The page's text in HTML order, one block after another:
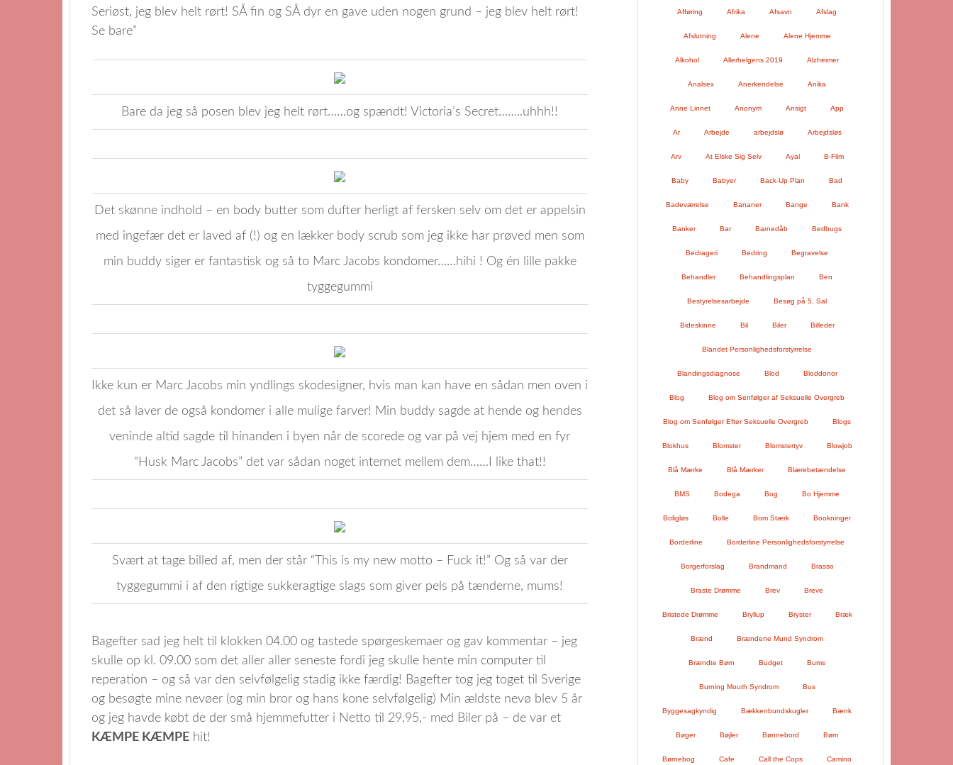
Seriøst, jeg blev helt rørt! SÅ fin og SÅ dyr en gave uden nogen grund – jeg blev helt rørt!
Se bare”
Bare da jeg så posen blev jeg helt rørt……og spændt! Victoria’s Secret……..uhhh!!
Det skønne indhold – en body butter som dufter herligt af fersken selv om det er appelsin
med ingefær det er laved af (!) og en lækker body scrub som jeg ikke har prøved men som
min buddy siger er fantastisk og så to Marc Jacobs kondomer……hihi ! Og én lille pakke
tyggegummi
Ikke kun er Marc Jacobs min yndlings skodesigner, hvis man kan have en sådan men oven i
det så laver de også kondomer i alle mulige farver! Min buddy sagde at hende og hendes
veninde altid sagde til hinanden i byen når de scorede og var på vej hjem med en fyr
“Husk Marc Jacobs” det var sådan noget internet mellem dem……I like that!!
Svært at tage billed af, men der står “This is my new motto – Fuck it!” Og så var der
tyggegummi i af den rigtige sukkeragtige slags som giver pels på tænderne, mums!
Bagefter sad jeg helt til klokken 04.00 og tastede spørgeskemaer og gav kommentar – jeg
skulle op kl. 09.00 som det aller aller seneste fordi jeg skulle hente min computer til
reperation – og så var den selvfølgelig stadig ikke færdig! Bagefter tog jeg toget til Sverige
og besøgte mine nevøer (og min bror og hans kone selvfølgelig) Min ældste nevø blev 5 år
og jeg havde købt de der små hjemmefutter i Netto til 29,95,- med Biler på – de var et
KÆMPE KÆMPE hit!
Afføring Afrika Afsavn Afslag
Afslutning Alene Alene Hjemme
Alkohol Allerhelgens 2019 Alzheimer
Analsex Anerkendelse Anika
Anne Linnet Anonym Ansigt App
Ar Arbejde arbejdslø Arbejdsløs
Arv At Elske Sig Selv Ayal B-Film
Baby Babyer Back-Up Plan Bad
Badeværelse Bananer Bange Bank
Banker Bar Barnedåb Bedbugs
Bedrageri Bedring Begravelse
Behandler Behandlingsplan Ben
Bestyrelsesarbejde Besøg på 5. Sal
Bideskinne Bil Biler Billeder
Blandet Personlighedsforstyrrelse
Blandingsdiagnose Blod Bloddonor
Blog Blog om Senfølger af Seksuelle Overgreb
Blog om Senfølger Efter Seksuelle Overgreb Blogs
Blokhus Blomster Blomstertyv Blowjob
Blå Mærke Blå Mærker Blærebetændelse
BMS Bodega Bog Bo Hjemme
Boligløs Bolle Bom Stærk Bookninger
Borderline Borderline Personlighedsforstyrrelse
Borgerforslag Brandmand Brasso
Braste Drømme Brev Breve
Bristede Drømme Bryllup Bryster Bræk
Brænd Brændene Mund Syndrom
Brændte Børn Budget Bums
Burning Mouth Syndrom Bus
Byggesagkyndig Bækkenbundskugler Bænk
Bøger Bøjler Bønnebord Børn
Børnebog Cafe Call the Cops Camino